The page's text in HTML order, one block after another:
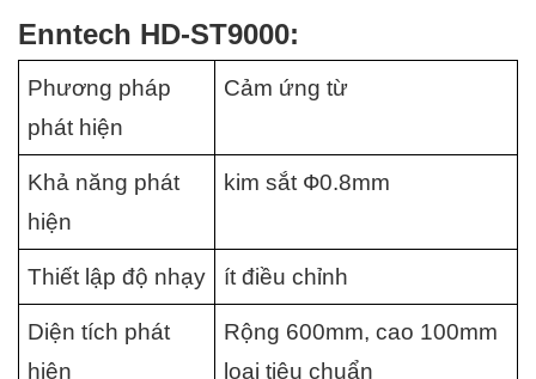
Enntech HD-ST9000:
Phương pháp
phát hiện
Cảm ứng từ
Khả năng phát
hiện
kim sắt Ф0.8mm
Thiết lập độ nhạy ít điều chỉnh
Diện tích phát
hiện
Rộng 600mm, cao 100mm
loại tiêu chuẩn